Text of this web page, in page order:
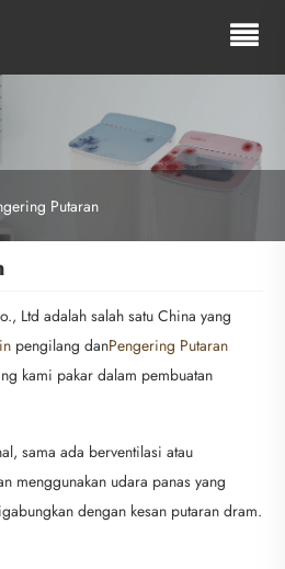
Putaran
Ltd adalah salah satu China yang
pengilang danPengering Putaran
kami pakar dalam pembuatan
sama ada berventilasi atau
menggunakan udara panas yang
dengan kesan putaran dram.